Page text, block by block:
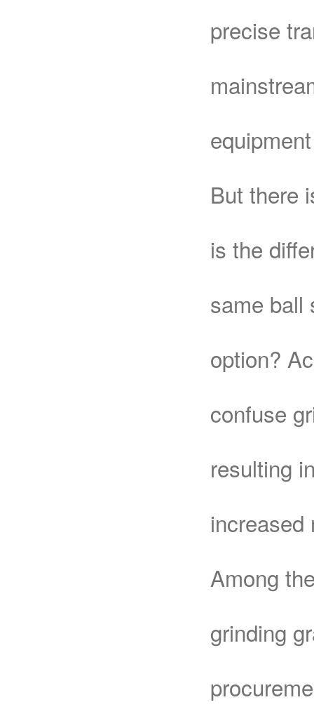
precise
But there
is the
same ball
option?
confuse
resulting
increased
Among
grinding